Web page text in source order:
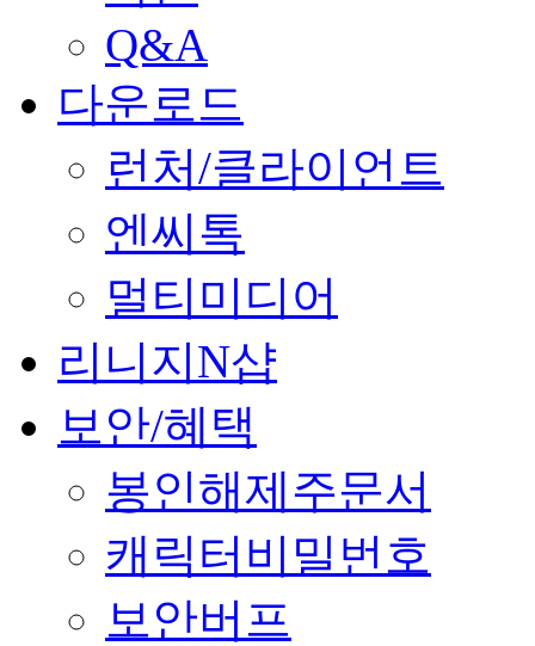
Q&A
다운로드
런처/클라이언트
엔씨톡
멀티미디어
리니지N샵
보안/혜택
봉인해제주문서
캐릭터비밀번호
보안버프